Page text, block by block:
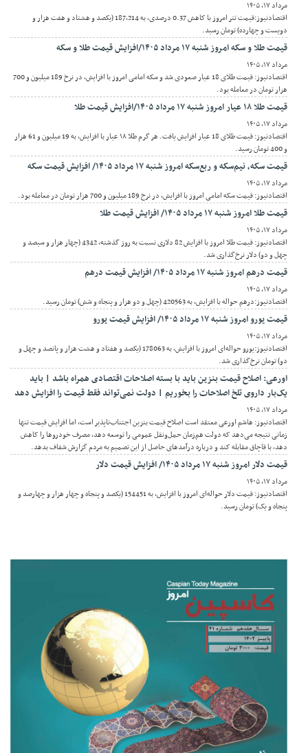
مرداد ۱۷, ۱۴۰۵
اقتصادنیوز:قیمت تتر امروز با کاهش 0.37 درصدی، به 187,214 (یکصد و هشتاد و هفت هزار و
دویست و چهارده) تومان رسید.
قیمت طلا و سکه امروز شنبه ۱۷ مرداد ۱۴۰۵/افزایش قیمت طلا و سکه
مرداد ۱۷, ۱۴۰۵
اقتصادنیوز: قیمت طلای 18 عیار صعودی شد و سکه امامی امروز با افزایش، در نرخ 189 میلیون و 700
هزار تومان در معامله بود.
قیمت طلا ۱۸ عیار امروز شنبه ۱۷ مرداد ۱۴۰۵/افزایش قیمت طلا
مرداد ۱۷, ۱۴۰۵
اقتصادنیوز: قیمت طلای 18 عیار افزایش یافت. هر گرم طلا ۱۸ عیار با افزایش، به 19 میلیون و 61 هزار
و 400 تومان رسید.
قیمت سکه، نیم‌سکه و ربع‌سکه امروز شنبه ۱۷ مرداد ۱۴۰۵/ افزایش قیمت سکه
مرداد ۱۷, ۱۴۰۵
اقتصادنیوز: قیمت سکه امامی امروز با افزایش، در نرخ 189 میلیون و 700 هزار تومان در معامله بود.
قیمت طلا امروز شنبه ۱۷ مرداد ۱۴۰۵/ افزایش قیمت طلا
مرداد ۱۷, ۱۴۰۵
اقتصادنیوز: قیمت طلا امروز با افزایش 82 دلاری نسبت به روز گذشته، 4342 (چهار هزار و سیصد و
چهل و دو) دلار نرخ‌گذاری شد.
قیمت درهم امروز شنبه ۱۷ مرداد ۱۴۰۵/ افزایش قیمت درهم
مرداد ۱۷, ۱۴۰۵
اقتصادنیوز:درهم حواله با افزایش، به 420563 (چهل و دو هزار و پنجاه و شش) تومان رسید.
قیمت یورو امروز شنبه ۱۷ مرداد ۱۴۰۵/ افزایش قیمت یورو
مرداد ۱۷, ۱۴۰۵
اقتصادنیوز:یورو حواله‌ای امروز با افزایش، به 178063 (یکصد و هفتاد و هشت هزار و پانصد و چهل و
دو) تومان نرخ‌گذاری شد.
اورعی: اصلاح قیمت بنزین باید با بسته اصلاحات اقتصادی همراه باشد | باید
یک‌بار داروی تلخ اصلاحات را بخوریم | دولت نمی‌تواند فقط قیمت را افزایش دهد
مرداد ۱۷, ۱۴۰۵
اقتصادنیوز: هاشم اورعی معتقد است اصلاح قیمت بنزین اجتناب‌ناپذیر است، اما افزایش قیمت تنها
زمانی نتیجه می‌دهد که دولت هم‌زمان حمل‌ونقل عمومی را توسعه دهد، مصرف خودروها را کاهش
دهد، با قاچاق مقابله کند و درباره درآمدهای حاصل از این تصمیم به مردم گزارش شفاف بدهد.
قیمت دلار امروز شنبه ۱۷ مرداد ۱۴۰۵/ افزایش قیمت دلار
مرداد ۱۷, ۱۴۰۵
اقتصادنیوز: قیمت دلار حواله‌ای امروز با افزایش، به 154451 (یکصد و پنجاه و چهار هزار و چهارصد و
پنجاه و یک) تومان رسید.